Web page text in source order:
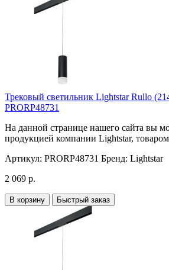
Трековый светильник Lightstar Rullo
PRORP48731
На данной странице нашего сайта вы
продукцией компании Lightstar,
Артикул: PRORP48731 Бренд: Lightstar
2 069 р.
В корзину Быстрый заказ